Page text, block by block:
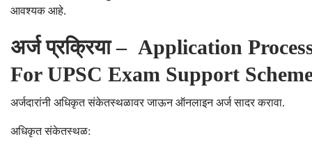
आवश्यक आहे.
अर्ज प्रक्रिया – Application
For UPSC Exam Support
अर्जदारांनी अधिकृत संकेतस्थळावर जाऊन ऑनलाइन अर्ज सादर करावा.
अधिकृत संकेतस्थळ: